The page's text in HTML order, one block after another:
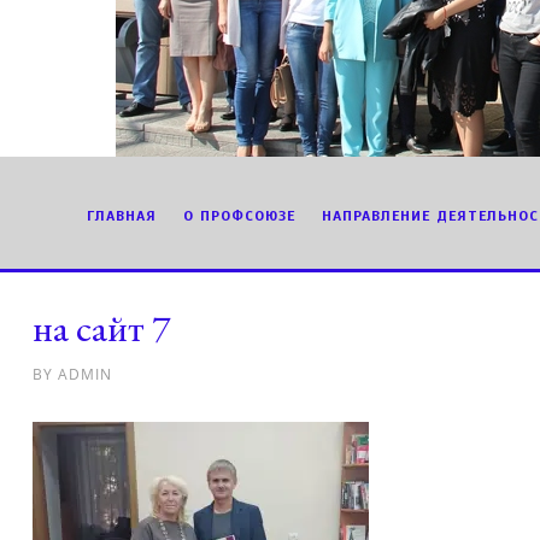
ГЛАВНАЯ О ПРОФСОЮЗЕ НАПРАВЛЕНИЕ
на сайт 7
BY ADMIN